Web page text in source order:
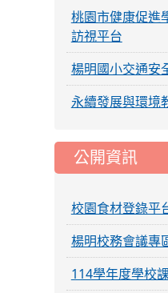
桃園市健康促進
訪視平台
楊明國小交通安
永續發展與環境
公開資訊
校園食材登錄平
楊明校務會議專
114學年度學校